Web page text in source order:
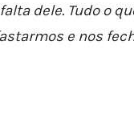
dele. Tudo o
e nos